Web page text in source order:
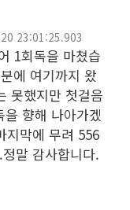
23:01:25.903
1회독을 마쳤습
에 여기까지 왔
못했지만 첫걸음
향해 나아가겠
지막에 무려 556
말 감사합니다.